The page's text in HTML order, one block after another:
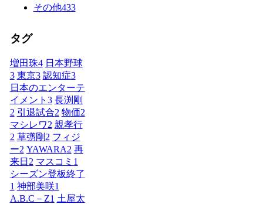
その他433
タグ
増田珠4 日本野球
3 東京3 認知症3
日本のエンターテ
イメント 3 長渕剛
2 引退試合2 物価2
マシレワ2 親孝行
2 草彅剛 2 フィジ
ー2 YAWARA2 再
来日 2 マスコミ 1
シーズン登板終了
1 神部美咲1
A.B.C－Z1 土屋太